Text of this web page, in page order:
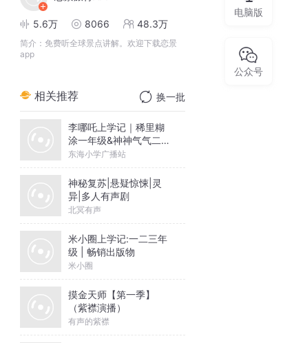
5.6万 8066 48.3万
简介： 免费听全球景点讲解。欢迎下载恋景
app
相关推荐 换一批
李哪吒上学记｜稀里糊
涂一年级&神神气气二年
级
东海小学广播站
神秘复苏|悬疑惊悚|灵
异|多人有声剧
北冥有声
米小圈上学记:一二三年
级 | 畅销出版物
米小圈
摸金天师【第一季】
（紫襟演播）
有声的紫襟
电脑版
公众号